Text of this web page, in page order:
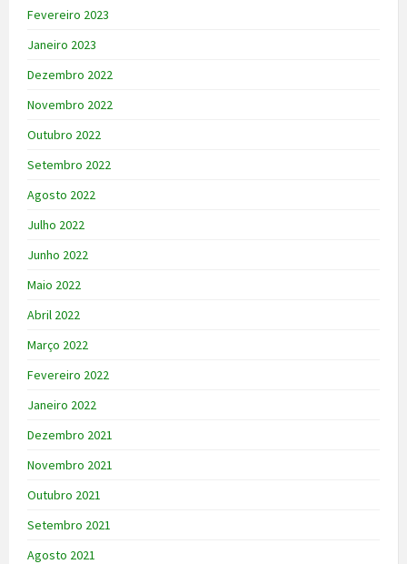
Fevereiro 2023
Janeiro 2023
Dezembro 2022
Novembro 2022
Outubro 2022
Setembro 2022
Agosto 2022
Julho 2022
Junho 2022
Maio 2022
Abril 2022
Março 2022
Fevereiro 2022
Janeiro 2022
Dezembro 2021
Novembro 2021
Outubro 2021
Setembro 2021
Agosto 2021